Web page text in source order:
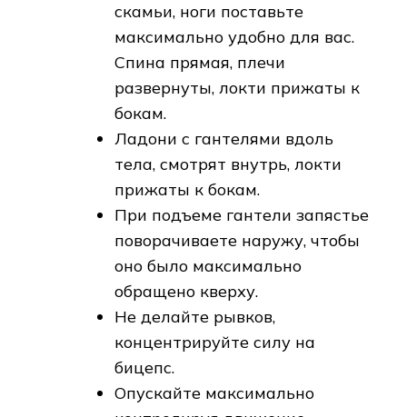
скамьи, ноги поставьте
максимально удобно для вас.
Спина прямая, плечи
развернуты, локти прижаты к
бокам.
Ладони с гантелями вдоль
тела, смотрят внутрь, локти
прижаты к бокам.
При подъеме гантели запястье
поворачиваете наружу, чтобы
оно было максимально
обращено кверху.
Не делайте рывков,
концентрируйте силу на
бицепс.
Опускайте максимально